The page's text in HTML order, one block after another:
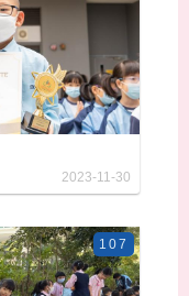
2023-11-30
107